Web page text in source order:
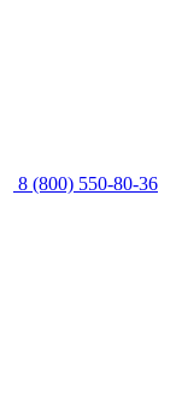
8 (800) 550-80-36